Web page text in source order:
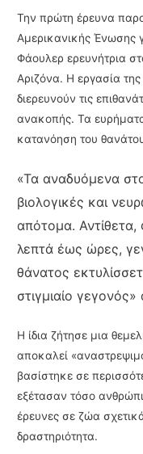
Την πρώτη έρευνα
Αμερικανικής Ένωσης
Φάουλερ ερευνήτρια
Αριζόνα. Η εργασία
διερευνούν τις
ανακοπής. Τα
κατανόηση του
«Τα αναδυόμενα
βιολογικές και
απότομα.
λεπτά έως ώρες,
θάνατος
στιγμιαίο
Η ίδια ζήτησε μια
αποκαλεί
βασίστηκε σε
εξέτασαν τόσο
έρευνες σε ζώα
δραστηριότητα.